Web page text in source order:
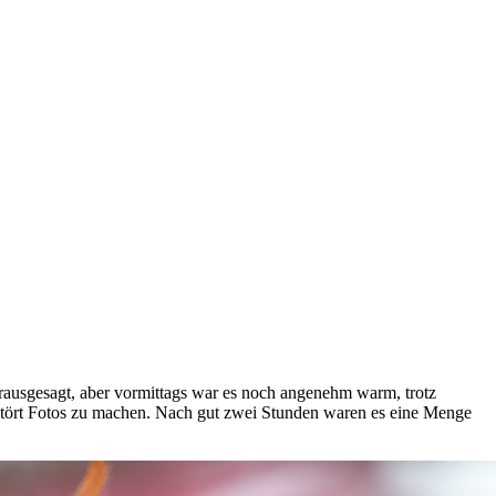
aber vormittags war es noch angenehm warm, trotz
Fotos zu machen. Nach gut zwei Stunden waren es eine Menge